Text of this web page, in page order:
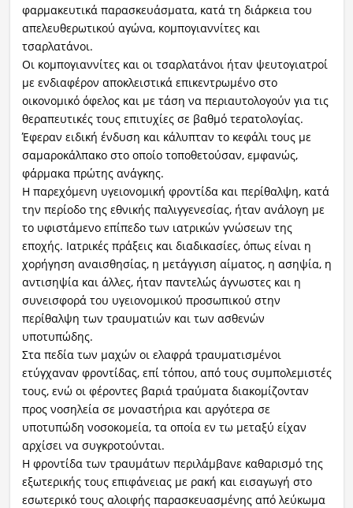
φαρμακευτικά παρασκευάσματα, κατά τη διάρκεια του
απελευθερωτικού αγώνα, κομπογιαννίτες και
τσαρλατάνοι.
Οι κομπογιαννίτες και οι τσαρλατάνοι ήταν ψευτογιατροί
με ενδιαφέρον αποκλειστικά επικεντρωμένο στο
οικονομικό όφελος και με τάση να περιαυτολογούν για τις
θεραπευτικές τους επιτυχίες σε βαθμό τερατολογίας.
Έφεραν ειδική ένδυση και κάλυπταν το κεφάλι τους με
σαμαροκάλπακο στο οποίο τοποθετούσαν, εμφανώς,
φάρμακα πρώτης ανάγκης.
Η παρεχόμενη υγειονομική φροντίδα και περίθαλψη, κατά
την περίοδο της εθνικής παλιγγενεσίας, ήταν ανάλογη με
το υφιστάμενο επίπεδο των ιατρικών γνώσεων της
εποχής. Ιατρικές πράξεις και διαδικασίες, όπως είναι η
χορήγηση αναισθησίας, η μετάγγιση αίματος, η ασηψία, η
αντισηψία και άλλες, ήταν παντελώς άγνωστες και η
συνεισφορά του υγειονομικού προσωπικού στην
περίθαλψη των τραυματιών και των ασθενών
υποτυπώδης.
Στα πεδία των μαχών οι ελαφρά τραυματισμένοι
ετύγχαναν φροντίδας, επί τόπου, από τους συμπολεμιστές
τους, ενώ οι φέροντες βαριά τραύματα διακομίζονταν
προς νοσηλεία σε μοναστήρια και αργότερα σε
υποτυπώδη νοσοκομεία, τα οποία εν τω μεταξύ είχαν
αρχίσει να συγκροτούνται.
Η φροντίδα των τραυμάτων περιλάμβανε καθαρισμό της
εξωτερικής τους επιφάνειας με ρακή και εισαγωγή στο
εσωτερικό τους αλοιφής παρασκευασμένης από λεύκωμα